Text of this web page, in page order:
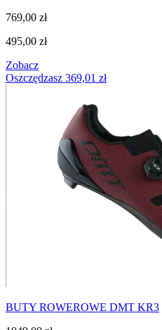
769,00 zł
495,00 zł
Zobacz
Oszczędzasz 369,01 zł
BUTY ROWEROWE DMT KR3